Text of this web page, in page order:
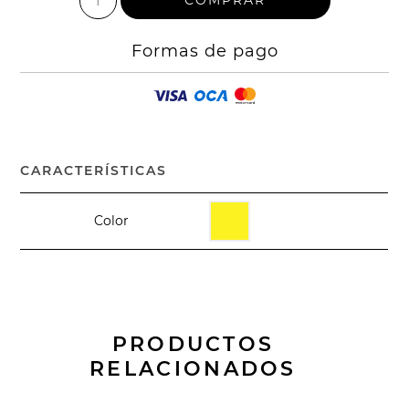
Formas de pago
CARACTERÍSTICAS
Color
PRODUCTOS
RELACIONADOS